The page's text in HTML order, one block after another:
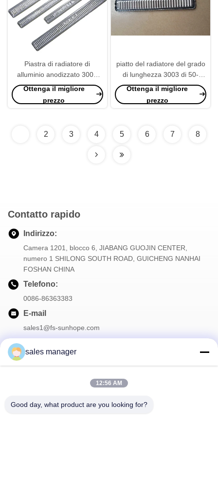
Piastra di radiatore di
alluminio anodizzato 3003
personalizzabile
Ottenga il migliore
prezzo
piatto del radiatore del grado
di lunghezza 3003 di 50-
70mm, piatto dello sbocco
Ottenga il migliore
prezzo
2 3 4 5 6 7 8
Contatto rapido
Indirizzo:
Camera 1201, blocco 6, JIABANG GUOJIN CENTER,
numero 1 SHILONG SOUTH ROAD, GUICHENG NANHAI
FOSHAN CHINA
Telefono:
0086-86363383
E-mail
sales1@fs-sunhope.com
La nostra newsletter
sales manager
12:56 AM
Good day, what product are you looking for?